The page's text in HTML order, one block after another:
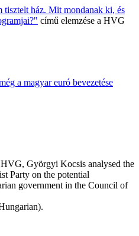
tisztelt ház. Mit mondanak ki, és
című elemzése a HVG
a magyar euró bevezetése
Györgyi Kocsis analysed the
Party on the potential
government in the Council of